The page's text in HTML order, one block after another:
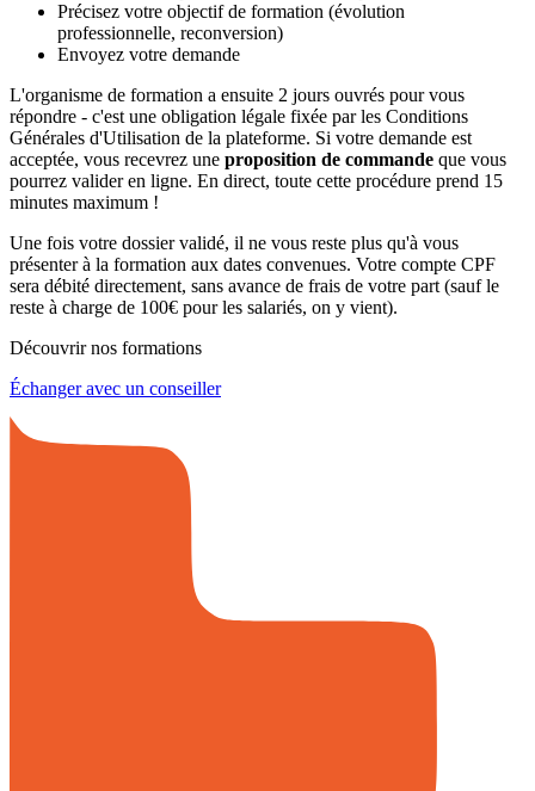
Précisez votre objectif de formation (évolution
professionnelle, reconversion)
Envoyez votre demande
L'organisme de formation a ensuite 2 jours ouvrés pour vous
répondre - c'est une obligation légale fixée par les Conditions
Générales d'Utilisation de la plateforme. Si votre demande est
acceptée, vous recevrez une proposition de commande que vous
pourrez valider en ligne. En direct, toute cette procédure prend 15
minutes maximum !
Une fois votre dossier validé, il ne vous reste plus qu'à vous
présenter à la formation aux dates convenues. Votre compte CPF
sera débité directement, sans avance de frais de votre part (sauf le
reste à charge de 100€ pour les salariés, on y vient).
Découvrir nos formations
Échanger avec un conseiller